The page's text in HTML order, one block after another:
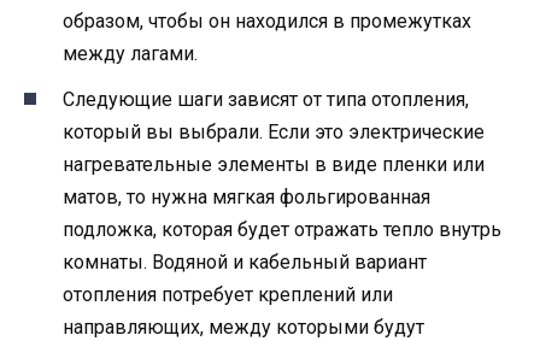
образом, чтобы он находился в промежутках
между лагами.
Следующие шаги зависят от типа отопления,
который вы выбрали. Если это электрические
нагревательные элементы в виде пленки или
матов, то нужна мягкая фольгированная
подложка, которая будет отражать тепло внутрь
комнаты. Водяной и кабельный вариант
отопления потребует креплений или
направляющих, между которыми будут